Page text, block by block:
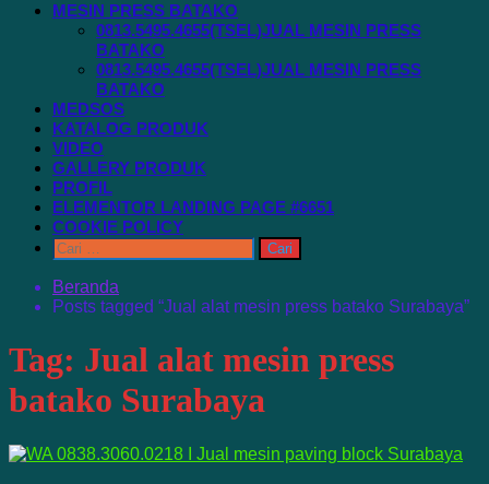
MESIN PRESS BATAKO
0813.5495.4655(TSEL)JUAL MESIN PRESS
BATAKO
0813.5495.4655(TSEL)JUAL MESIN PRESS
BATAKO
MEDSOS
KATALOG PRODUK
VIDEO
GALLERY PRODUK
PROFIL
ELEMENTOR LANDING PAGE #6651
COOKIE POLICY
Cari
untuk:
Beranda
Posts tagged “Jual alat mesin press batako Surabaya”
Tag: Jual alat mesin press
batako Surabaya